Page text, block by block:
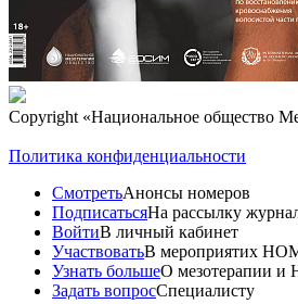
Copyright «Национальное общество
Политика конфиденциальности
СмотретьАнонсы номеров
ПодписатьсяНа рассылку
ВойтиВ личный кабинет
УчаствоватьВ мероприятих
Узнать большеО мезотерапии
Задать вопросСпециалисту